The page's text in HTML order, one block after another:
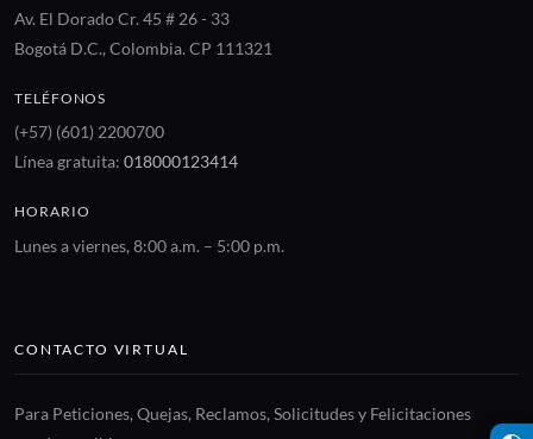
Av. El Dorado Cr. 45 # 26 - 33
Bogotá D.C., Colombia. CP 111321
TELÉFONOS
(+57) (601) 2200700
Línea gratuita: 018000123414
HORARIO
Lunes a viernes, 8:00 a.m. – 5:00 p.m.
CONTACTO VIRTUAL
Para Peticiones, Quejas, Reclamos, Solicitudes y Felicitaciones